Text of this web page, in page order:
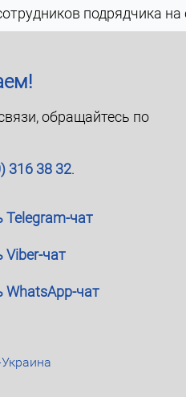
подрядчика
удлинение муфты
обращайтесь по
316 38 32.
Telegram-чат
Viber-чат
WhatsApp-чат